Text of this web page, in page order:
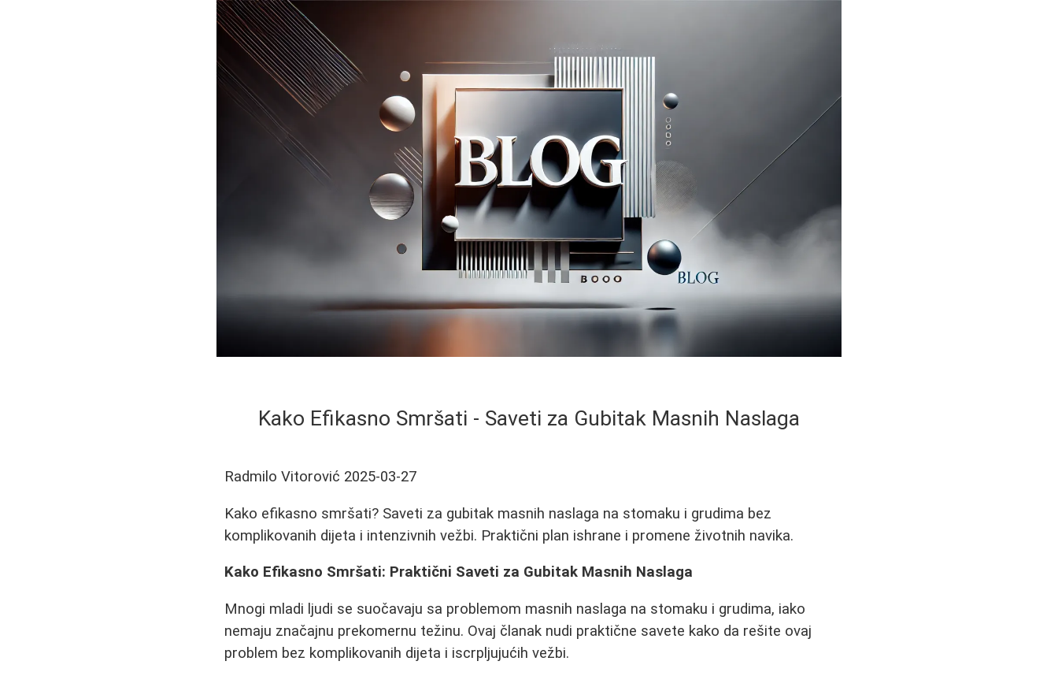
Kako Efikasno Smršati - Saveti za Gubitak Masnih Naslaga
Radmilo Vitorović 2025-03-27
Kako efikasno smršati? Saveti za gubitak masnih naslaga na stomaku i grudima bez
komplikovanih dijeta i intenzivnih vežbi. Praktični plan ishrane i promene životnih navika.
Kako Efikasno Smršati: Praktični Saveti za Gubitak Masnih Naslaga
Mnogi mladi ljudi se suočavaju sa problemom masnih naslaga na stomaku i grudima, iako
nemaju značajnu prekomernu težinu. Ovaj članak nudi praktične savete kako da rešite ovaj
problem bez komplikovanih dijeta i iscrpljujućih vežbi.